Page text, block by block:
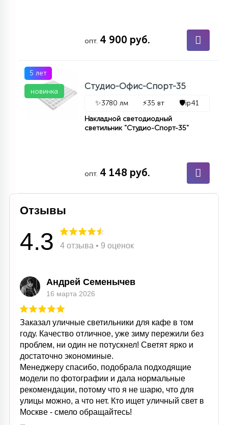
опт. 4 900 руб.
5 лет
новинка
Студио-Офис-Спорт-35
✨3780 лм ⚡35 вт 🛡️ip41
Накладной светодиодный
светильник "Студио-Спорт-35"
опт. 4 148 руб.
Отзывы
4.3 4 отзыва • 9 оценок
Андрей Семенычев
16 марта 2026
Заказал уличные светильники для кафе в том
году. Качество отличное, уже зиму пережили без
проблем, ни один не потускнел! Светят ярко и
достаточно экономиные.
Менеджеру спасибо, подобрала подходящие
модели по фотографии и дала нормальные
рекомендации, потому что я не шарю, что для
улицы можно, а что нет. Кто ищет уличный свет в
Москве - смело обращайтесь!